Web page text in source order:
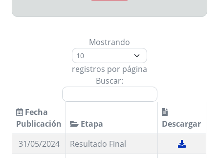
Mostrando
registros por página
Buscar:
Fecha
Publicación
Etapa
Descargar
31/05/2024
Resultado Final